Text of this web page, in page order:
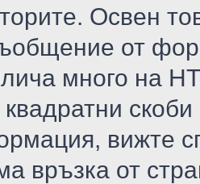
Освен
от
много на
вижте
връзка от